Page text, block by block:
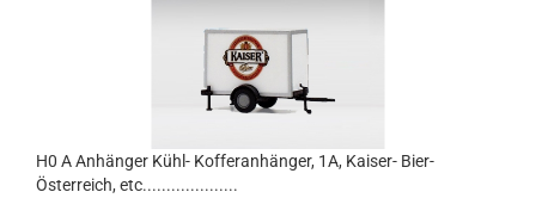
H0 A Anhänger Kühl- Kofferanhänger, 1A, Kaiser- Bier-
Österreich, etc....................